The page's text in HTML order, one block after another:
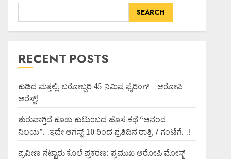
SEARCH
RECENT POSTS
ಕುಡಿದ ಮತ್ತಲ್ಲಿ, ಬರೋಬ್ಬರಿ 45 ನಿಮಿಷ ಫೈರಿಂಗ್ – ಆರೋಪಿ
ಅರೆಸ್ಟ್!
ಶುರುವಾಗ್ತಿದೆ ಕೂಡು ಕುಟುಂಬದ ಹೊಸ ಕಥೆ “ಆನಂದ
ನಿಲಯ”…ಇದೇ ಆಗಸ್ಟ್ 10 ರಿಂದ ಪ್ರತಿದಿನ ರಾತ್ರಿ 7 ಗಂಟೆಗೆ…!
ಪ್ರವೀಣ ನೆಟ್ಟಾರು ಕೊಲೆ ಪ್ರಕರಣ: ಪ್ರಮುಖ ಆರೋಪಿ ಮೋಸ್ಟ್